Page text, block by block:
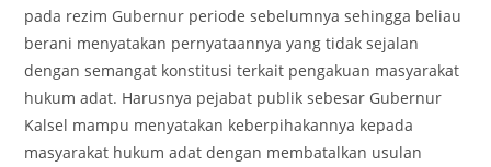
pada rezim Gubernur periode sebelumnya sehingga beliau
berani menyatakan pernyataannya yang tidak sejalan
dengan semangat konstitusi terkait pengakuan masyarakat
hukum adat. Harusnya pejabat publik sebesar Gubernur
Kalsel mampu menyatakan keberpihakannya kepada
masyarakat hukum adat dengan membatalkan usulan